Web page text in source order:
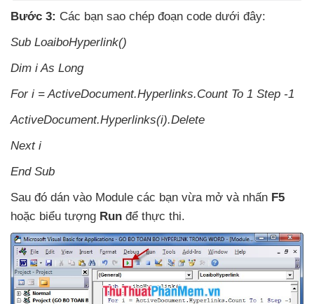
Bước 3: Các bạn sao chép đoạn code dưới đây:
Sub LoaiboHyperlink()
Dim i As Long
For i = ActiveDocument.Hyperlinks.Count To 1 Step -1
ActiveDocument.Hyperlinks(i).Delete
Next i
End Sub
Sau đó dán vào Module các bạn vừa mở và nhấn F5
hoặc biểu tượng Run để thực thi.